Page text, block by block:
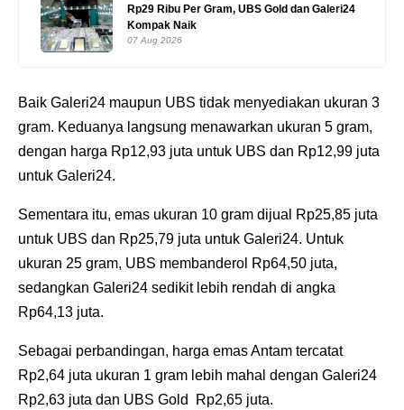
Rp29 Ribu Per Gram, UBS Gold dan Galeri24
Kompak Naik
07 Aug 2026
‎Baik Galeri24 maupun UBS tidak menyediakan ukuran 3
gram. Keduanya langsung menawarkan ukuran 5 gram,
dengan harga Rp12,93 juta untuk UBS dan Rp12,99 juta
untuk Galeri24.
‎Sementara itu, emas ukuran 10 gram dijual Rp25,85 juta
untuk UBS dan Rp25,79 juta untuk Galeri24. Untuk
ukuran 25 gram, UBS membanderol Rp64,50 juta,
sedangkan Galeri24 sedikit lebih rendah di angka
Rp64,13 juta.
‎Sebagai perbandingan, harga emas Antam tercatat
Rp2,64 juta ukuran 1 gram lebih mahal dengan Galeri24
Rp2,63 juta dan UBS Gold Rp2,65 juta.